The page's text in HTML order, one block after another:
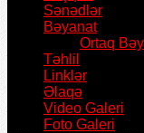
Sənədlər
Bəyanat
Ortaq
Təhlil
Linklər
Əlaqə
Video Galeri
Foto Galeri